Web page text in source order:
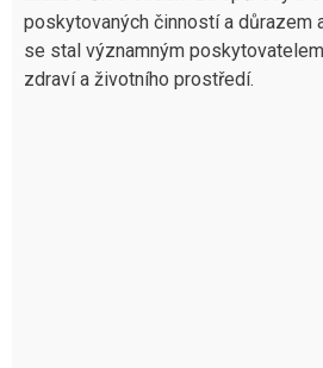
poskytovaných činností a důrazem
se stal významným
zdraví a životního prostředí.